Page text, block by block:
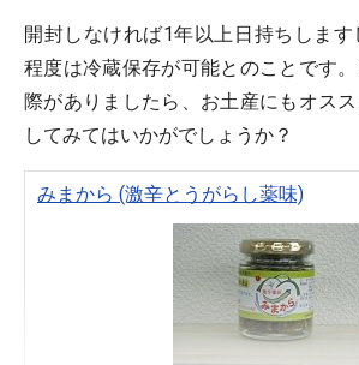
開封しなければ1年以上日持ちします
程度は冷蔵保存が可能とのことです
際がありましたら、お土産にもオス
してみてはいかがでしょうか？
みまから (激辛とうがらし薬味)